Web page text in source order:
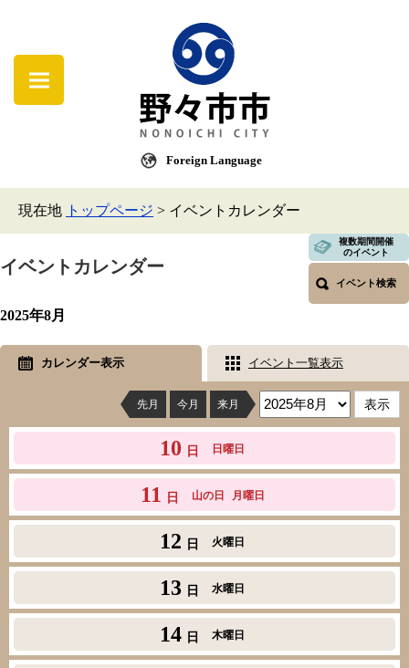
Foreign Language
現在地 トップページ > イベントカレンダー
イベントカレンダー
複数期間開催
のイベント
イベント検索
2025年8月
カレンダー表示 イベント一覧表示
先月 今月 来月
10 日 日曜日
11 日 山の日 月曜日
12 日 火曜日
13 日 水曜日
14 日 木曜日